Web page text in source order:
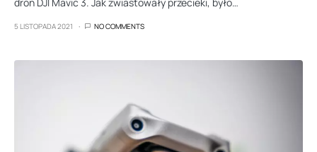
5 LISTOPADA 2021 NO COMMENTS